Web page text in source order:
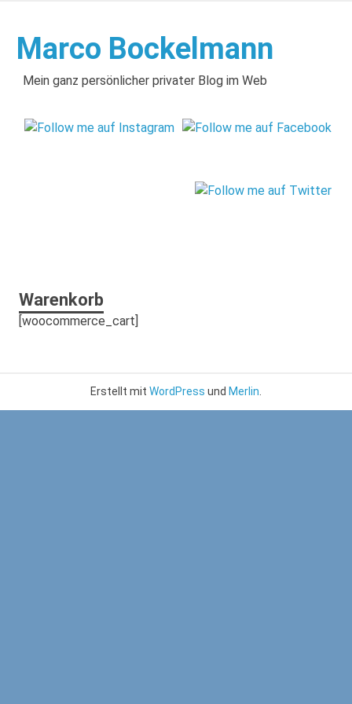
springen
Marco Bockelmann
Mein ganz persönlicher privater Blog im Web
Warenkorb
[woocommerce_cart]
Erstellt mit WordPress und Merlin.